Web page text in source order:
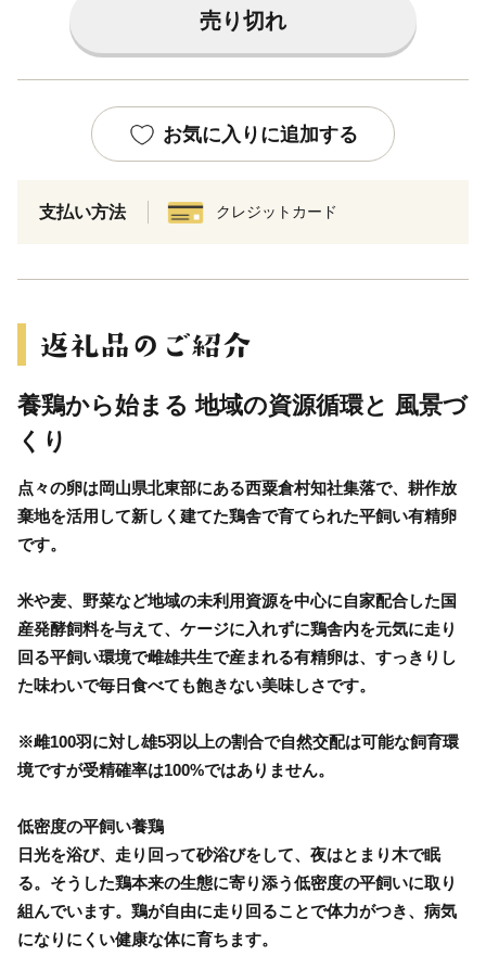
売り切れ
お気に入りに追加する
支払い方法 クレジットカード
養鶏から始まる 地域の資源循環と 風景づ
くり
点々の卵は岡山県北東部にある西粟倉村知社集落で、耕作放
棄地を活用して新しく建てた鶏舎で育てられた平飼い有精卵
です。
米や麦、野菜など地域の未利用資源を中心に自家配合した国
産発酵飼料を与えて、ケージに入れずに鶏舎内を元気に走り
回る平飼い環境で雌雄共生で産まれる有精卵は、すっきりし
た味わいで毎日食べても飽きない美味しさです。
※雌100羽に対し雄5羽以上の割合で自然交配は可能な飼育環
境ですが受精確率は100%ではありません。
低密度の平飼い養鶏
日光を浴び、走り回って砂浴びをして、夜はとまり木で眠
る。そうした鶏本来の生態に寄り添う低密度の平飼いに取り
組んでいます。鶏が自由に走り回ることで体力がつき、病気
になりにくい健康な体に育ちます。